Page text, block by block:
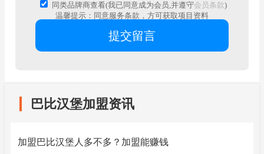
同类品牌商查看(我已同意成为会员,并遵守会员条款)
温馨提示：同意服务条款，方可获取项目资料
巴比汉堡加盟资讯
加盟巴比汉堡人多不多？加盟能赚钱